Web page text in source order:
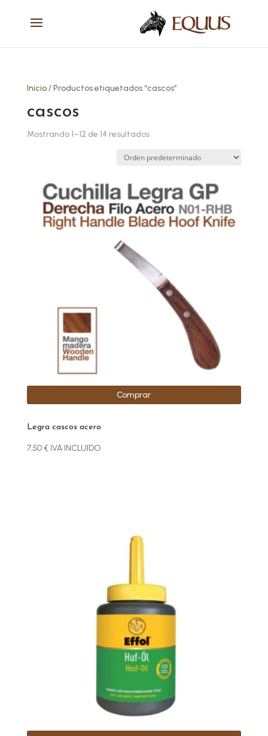
Inicio/ Productos etiquetados “cascos”
cascos
Mostrando 1–12 de 14 resultados
Legra cascos acero
7,50€ IVA INCLUIDO
Comprar